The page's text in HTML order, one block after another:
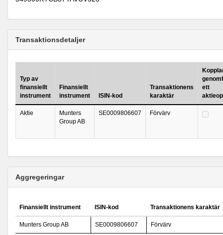
Transaktionsdetaljer
Typ av
finansiellt
instrument
Finansiellt
instrument
ISIN-kod
Transaktionens
karaktär
ett
Aktie
Munters
Group AB
SE0009806607 Förvärv
Aggregeringar
Finansiellt instrument ISIN-kod Transaktionens karaktär
Munters Group AB SE0009806607 Förvärv